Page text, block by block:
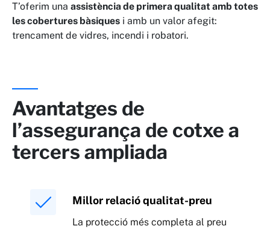
T’oferim una assistència de primera qualitat amb totes
les cobertures bàsiques i amb un valor afegit:
trencament de vidres, incendi i robatori.
Avantatges de
l’assegurança de cotxe a
tercers ampliada
Millor relació qualitat-preu
La protecció més completa al preu